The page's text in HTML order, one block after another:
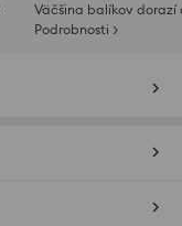
Väčšina balíkov
Podrobnosti >